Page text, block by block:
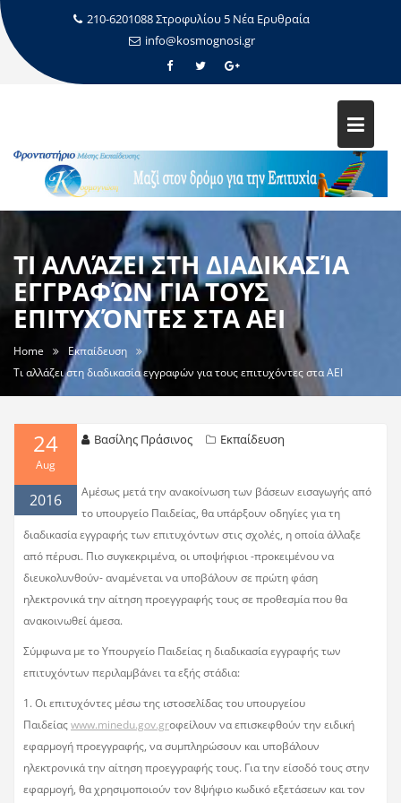
210-6201088 Στροφυλίου 5 Νέα Ερυθραία
info@kosmognosi.gr
ΤΙ ΑΛΛΆΖΕΙ ΣΤΗ ΔΙΑΔΙΚΑΣΊΑ
ΕΓΓΡΑΦΏΝ ΓΙΑ ΤΟΥΣ
ΕΠΙΤΥΧΌΝΤΕΣ ΣΤΑ ΑΕΙ
Home
Εκπαίδευση
Τι αλλάζει στη διαδικασία εγγραφών για τους επιτυχόντες στα ΑΕΙ
24
Aug
2016
Βασίλης Πράσινος Εκπαίδευση
Αμέσως μετά την ανακοίνωση των βάσεων εισαγωγής από
το υπουργείο Παιδείας, θα υπάρξουν οδηγίες για τη
διαδικασία εγγραφής των επιτυχόντων στις σχολές, η οποία άλλαξε
από πέρυσι. Πιο συγκεκριμένα, οι υποψήφιοι -προκειμένου να
διευκολυνθούν- αναμένεται να υποβάλουν σε πρώτη φάση
ηλεκτρονικά την αίτηση προεγγραφής τους σε προθεσμία που θα
ανακοινωθεί άμεσα.
Σύμφωνα με το Υπουργείο Παιδείας η διαδικασία εγγραφής των
επιτυχόντων περιλαμβάνει τα εξής στάδια:
1. Οι επιτυχόντες μέσω της ιστοσελίδας του υπουργείου
Παιδείαςwww.minedu.gov.grοφείλουν να επισκεφθούν την ειδική
εφαρμογή προεγγραφής, να συμπληρώσουν και υποβάλουν
ηλεκτρονικά την αίτηση προεγγραφής τους. Για την είσοδό τους στην
εφαρμογή, θα χρησιμοποιούν τον 8ψήφιο κωδικό εξετάσεων και τον